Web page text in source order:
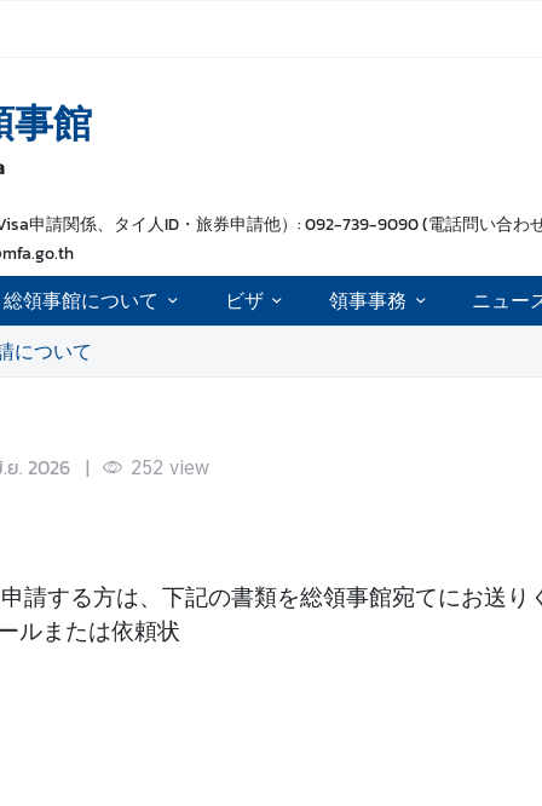
事館
申請関係、タイ人ID・旅券申請他）: 092-739-9090 (電話問い合わせ
総領事館について ビザ 領事事務 ニュー
について
ย. 2026 | 252 view
請する方は、下記の書類を総領事館宛てにお送り
ルまたは依頼状